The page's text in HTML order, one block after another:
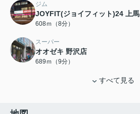
ジム
JOYFIT(ジョイフィット)24 上馬
608ｍ（8分）
スーパー
オオゼキ 野沢店
689ｍ（9分）
すべて見る